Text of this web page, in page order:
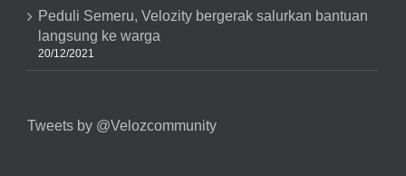
Peduli Semeru, Velozity bergerak salurkan bantuan
langsung ke warga
20/12/2021
Tweets by @Velozcommunity